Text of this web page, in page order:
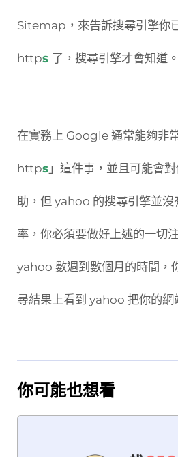
Sitemap，來告訴搜尋引擎你
https 了，搜尋引擎才會知道。
在實務上 Google 通常能夠非
https」這件事，並且可能會
助，但 yahoo 的搜尋引擎並
率，你必須要做好上述的一切
yahoo 數週到數個月的時間，
尋結果上看到 yahoo 把你的
你可能也想看